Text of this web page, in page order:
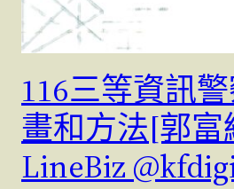
116三等資訊
畫和方法[郭富
LineBiz